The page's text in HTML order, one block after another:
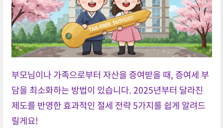
부모님이나 가족으로부터 자산을 증여받을 때, 증여세 부
담을 최소화하는 방법이 있습니다. 2025년부터 달라진
제도를 반영한 효과적인 절세 전략 5가지를 쉽게 알려드
릴게요!